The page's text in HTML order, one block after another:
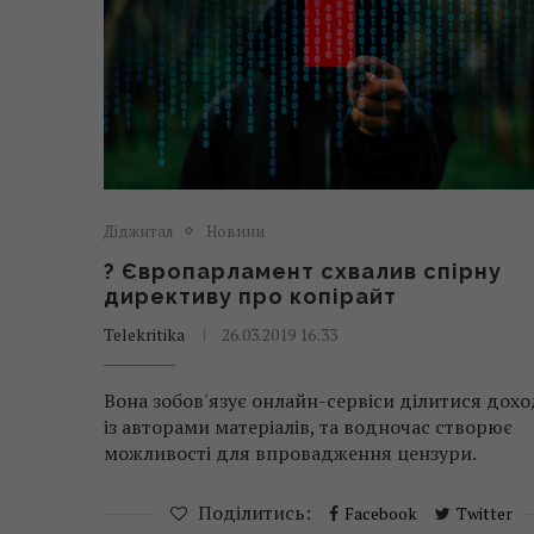
Діджитал Новини
? Європарламент схвалив спірну
директиву про копірайт
Telekritika 26.03.2019 16:33
Вона зобов'язує онлайн-сервіси ділитися
із авторами матеріалів, та водночас створює
можливості для впровадження цензури.
Поділитись: Facebook Twitter